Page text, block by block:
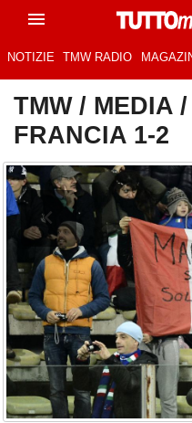
NOTIZIE TMW RADIO
TMW/ MEDIA /
FRANCIA 1-2